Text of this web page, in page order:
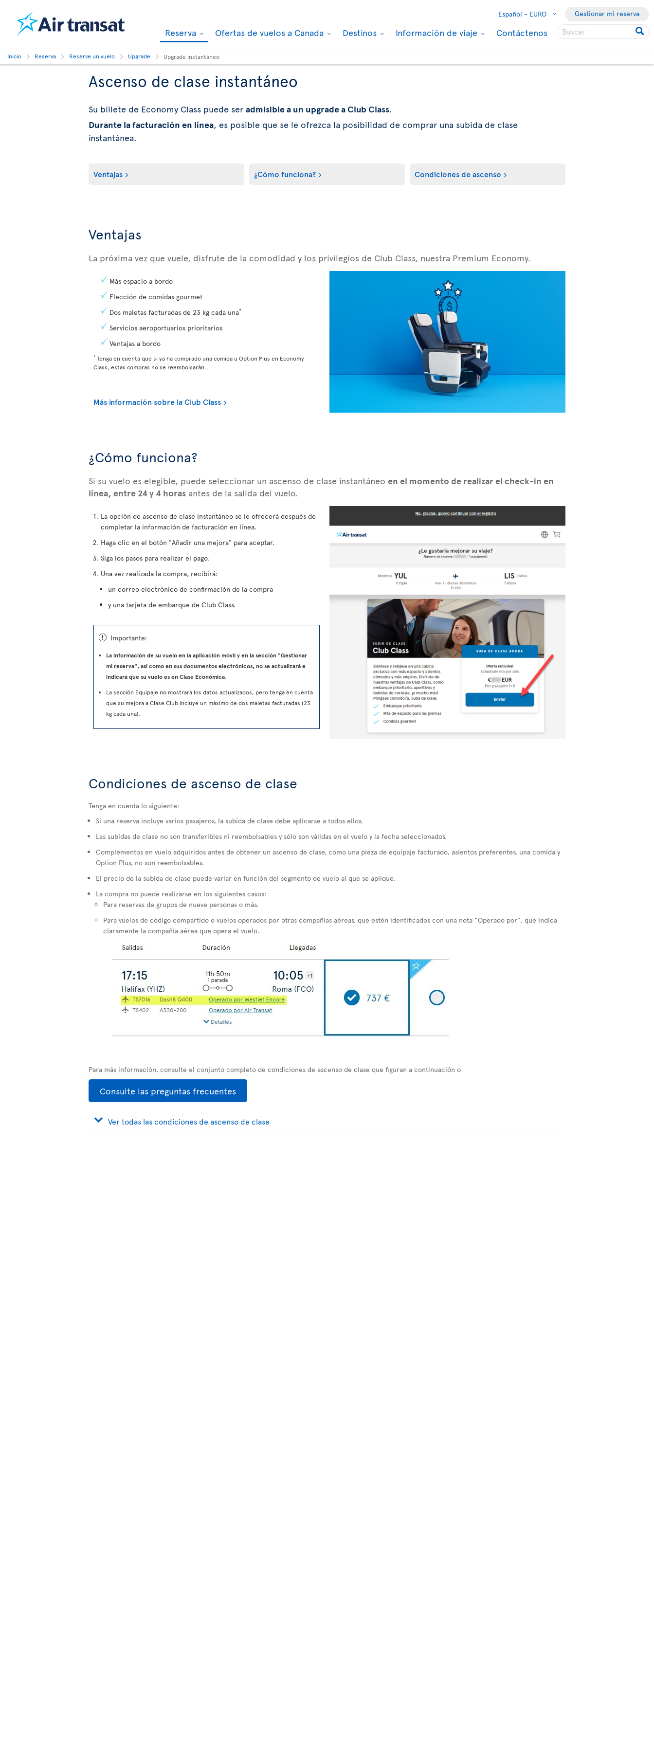
Español - EURO Gestionar mi reserva
Reserva Ofertas de vuelos a Canada Destinos Información de viaje Contáctenos
Inicio Reserva Reserve un vuelo Upgrade Upgrade instantáneo
Ascenso de clase instantáneo
Su billete de Economy Class puede ser admisible a un upgrade a Club Class.
Durante la facturación en línea, es posible que se le ofrezca la posibilidad de comprar una subida de clase
instantánea.
Ventajas ¿Cómo funciona? Condiciones de ascenso
Ventajas
La próxima vez que vuele, disfrute de la comodidad y los privilegios de Club Class, nuestra Premium Economy.
Más espacio a bordo
Elección de comidas gourmet
Dos maletas facturadas de 23 kg cada una*
Servicios aeroportuarios prioritarios
Ventajas a bordo
* Tenga en cuenta que si ya ha comprado una comida u Option Plus en Economy
Class, estas compras no se reembolsarán.
Más información sobre la Club Class
¿Cómo funciona?
Si su vuelo es elegible, puede seleccionar un ascenso de clase instantáneo en el momento de realizar el check-in en
línea, entre 24 y 4 horas antes de la salida del vuelo.
La opción de ascenso de clase instantáneo se le ofrecerá después de
completar la información de facturación en línea.
Haga clic en el botón "Añadir una mejora" para aceptar.
Siga los pasos para realizar el pago.
Una vez realizada la compra, recibirá:
un correo electrónico de confirmación de la compra
y una tarjeta de embarque de Club Class.
ü Importante:
La información de su vuelo en la aplicación móvil y en la sección "Gestionar
mi reserva", así como en sus documentos electrónicos, no se actualizará e
indicará que su vuelo es en Clase Económica
La sección Equipaje no mostrará los datos actualizados, pero tenga en cuenta
que su mejora a Clase Club incluye un máximo de dos maletas facturadas (23
kg cada una).
Condiciones de ascenso de clase
Tenga en cuenta lo siguiente:
Si una reserva incluye varios pasajeros, la subida de clase debe aplicarse a todos ellos.
Las subidas de clase no son transferibles ni reembolsables y sólo son válidas en el vuelo y la fecha seleccionados.
Complementos en vuelo adquiridos antes de obtener un ascenso de clase, como una pieza de equipaje facturado, asientos preferentes, una comida y
Option Plus, no son reembolsables.
El precio de la subida de clase puede variar en función del segmento de vuelo al que se aplique.
La compra no puede realizarse en los siguientes casos:
Para reservas de grupos de nueve personas o más.
Para vuelos de código compartido o vuelos operados por otras compañías aéreas, que estén identificados con una nota “Operado por”, que indica
claramente la compañía aérea que opera el vuelo.
Para más información, consulte el conjunto completo de condiciones de ascenso de clase que figuran a continuación o
Consulte las preguntas frecuentes
Ver todas las condiciones de ascenso de clase